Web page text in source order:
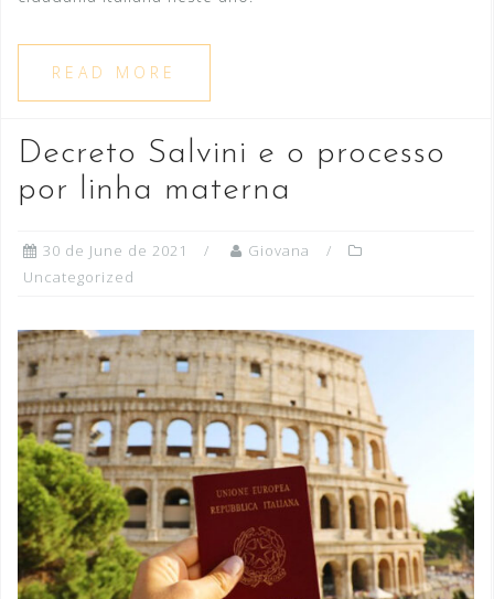
READ MORE
Decreto Salvini e o processo
por linha materna
30 de June de 2021
Giovana
Uncategorized